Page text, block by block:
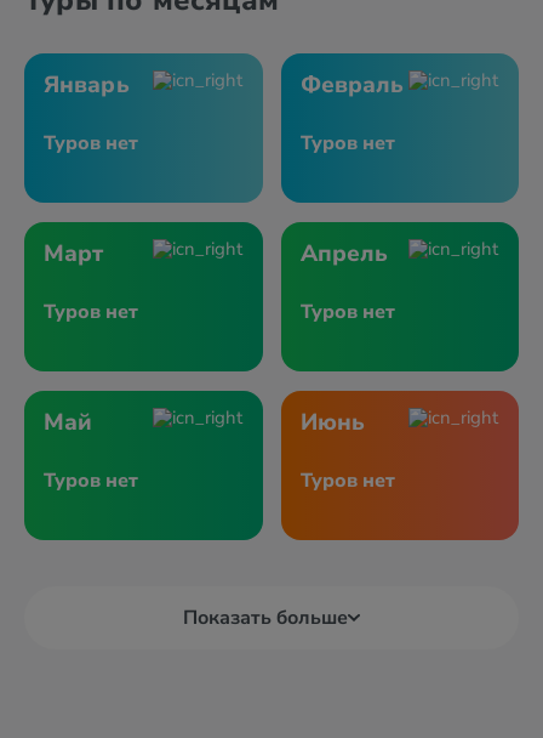
Январь
Туров нет
Февраль
Туров нет
Март
Туров нет
Апрель
Туров нет
Май
Туров нет
Июнь
Туров нет
Показать больше